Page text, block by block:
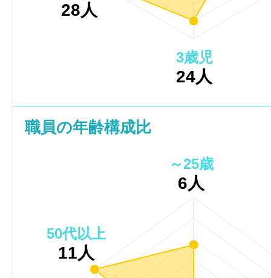
3歳児
24人
28人
職員の年齢構成比
～25歳
6人
50代以上
11人